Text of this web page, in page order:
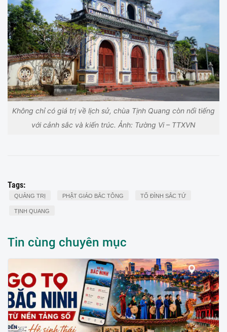
Không chỉ có giá trị về lịch sử, chùa Tịnh Quang còn nổi tiếng
với cảnh sắc và kiến trúc. Ảnh: Tường Vi – TTXVN
Tags:
QUẢNG TRỊ PHẬT GIÁO BẮC TÔNG TỔ ĐÌNH SẮC TỨ
TỊNH QUANG
Tin cùng chuyên mục